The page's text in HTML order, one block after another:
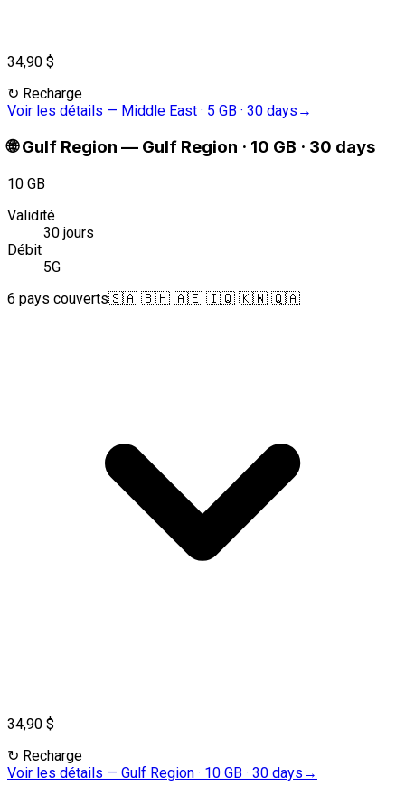
34,90 $
↻ Recharge
Voir les détails — Middle East · 5 GB · 30 days →
🌐 Gulf Region — Gulf Region · 10 GB · 30 days
10 GB
Validité
30 jours
Débit
5G
6 pays couverts🇸🇦 🇧🇭 🇦🇪 🇮🇶 🇰🇼 🇶🇦
34,90 $
↻ Recharge
Voir les détails — Gulf Region · 10 GB · 30 days →